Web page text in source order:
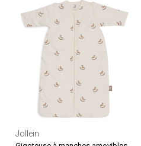
Jollein